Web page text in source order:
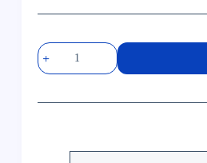
Burmester
218
後